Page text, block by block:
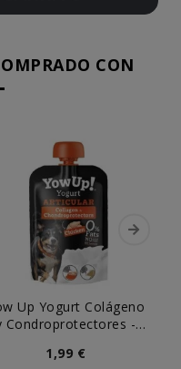
CON
Up Yogurt Colágeno
Condroprotectores -
1,99 €